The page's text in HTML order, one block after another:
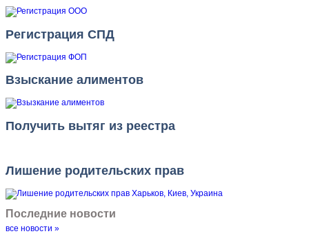
Регистрация СПД
Взыскание алиментов
Получить вытяг из реестра
Лишение родительских прав
Последние новости
все новости »